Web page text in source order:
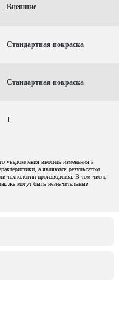
Внешние
Стандартная покраска
Стандартная покраска
1
уведомления вносить изменения в
а являются результатом
технологии производства. В том числе
же могут быть незначительные